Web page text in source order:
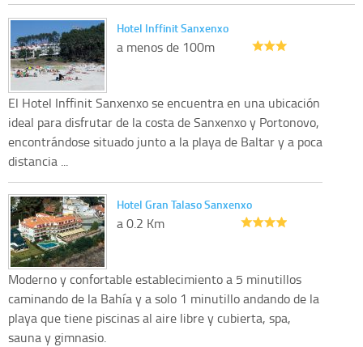
Hotel Inffinit Sanxenxo
a menos de 100m
El Hotel Inffinit Sanxenxo se encuentra en una ubicación
ideal para disfrutar de la costa de Sanxenxo y Portonovo,
encontrándose situado junto a la playa de Baltar y a poca
distancia ...
Hotel Gran Talaso Sanxenxo
a 0.2 Km
Moderno y confortable establecimiento a 5 minutillos
caminando de la Bahía y a solo 1 minutillo andando de la
playa que tiene piscinas al aire libre y cubierta, spa,
sauna y gimnasio.